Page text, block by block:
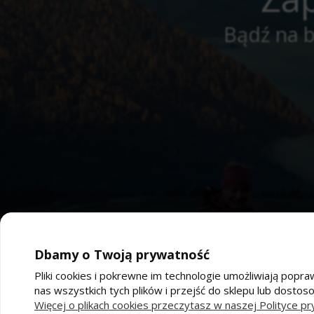
Bądź na
Pomoc
Dbamy o Twoją prywatność
Pliki cookies i pokrewne im technologie umożliwiają
nas wszystkich tych plików i przejść do sklepu lub
Więcej o plikach cookies przeczytasz w naszej Polityce